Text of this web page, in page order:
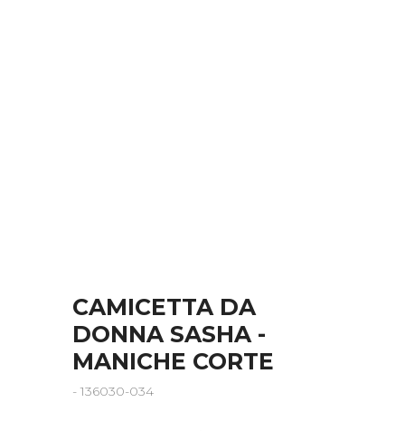
CAMICETTA DA
DONNA SASHA -
MANICHE CORTE
- 136030-034